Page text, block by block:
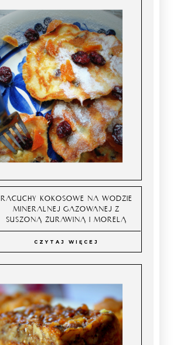
RACUCHY KOKOSOWE NA WODZIE
MINERALNEJ GAZOWANEJ Z
SUSZONĄ ŻURAWINĄ I MORELĄ
CZYTAJ WIĘCEJ